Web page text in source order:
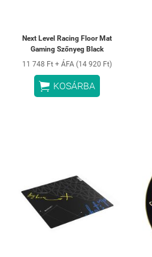
Next Level Racing Floor Mat
Gaming Szőnyeg Black
11 748 Ft + ÁFA (14 920 Ft)
 KOSÁRBA